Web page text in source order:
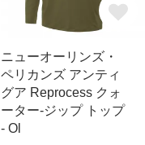
ニューオーリンズ・
ペリカンズ アンティ
グア Reprocess クォ
ーター-ジップ トップ
- Ol